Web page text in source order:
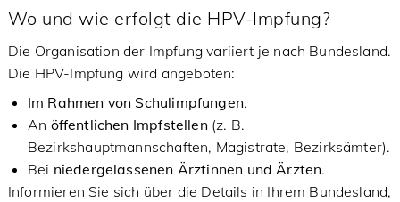
Wo und wie erfolgt die HPV-Impfung?
Die Organisation der Impfung variiert je nach Bundesland.
Die HPV-Impfung wird angeboten:
Im Rahmen von Schulimpfungen.
An öffentlichen Impfstellen (z. B.
Bezirkshauptmannschaften, Magistrate, Bezirksämter).
Bei niedergelassenen Ärztinnen und Ärzten.
Informieren Sie sich über die Details in Ihrem Bundesland,